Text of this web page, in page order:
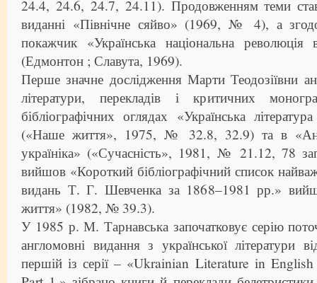
24.4, 24.6, 24.7, 24.11). Продовженням теми
виданні «Північне сяйво» (1969, № 4), а
покажчик «Українська національна революція
(Едмонтон ; Славута, 1969).
Перше значне дослідження Марти Теодозіївни
літератури, перекладів і критичних
бібліографічних оглядах «Українська
(«Наше життя», 1975, № 32.8, 32.9) та в
україніка» («Сучасність», 1981, № 21.12, 78
вийшов «Короткий бібліографічний список
видань Т. Г. Шевченка за 1868–1981 рр.»
життя» (1982, № 39.3).
У 1985 р. М. Тарнавська започатковує серію
англомовні видання з української
першій із серії – «Ukrainian Literature in